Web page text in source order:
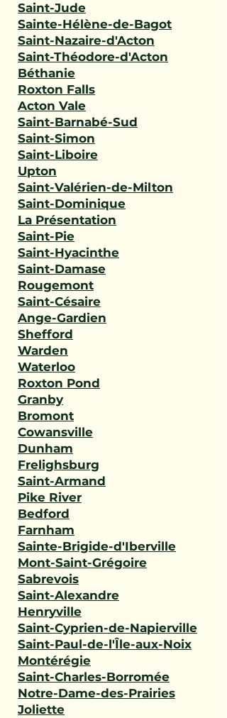
Saint-Jude
Sainte-Hélène-de-Bagot
Saint-Nazaire-d'Acton
Saint-Théodore-d'Acton
Béthanie
Roxton Falls
Acton Vale
Saint-Barnabé-Sud
Saint-Simon
Saint-Liboire
Upton
Saint-Valérien-de-Milton
Saint-Dominique
La Présentation
Saint-Pie
Saint-Hyacinthe
Saint-Damase
Rougemont
Saint-Césaire
Ange-Gardien
Shefford
Warden
Waterloo
Roxton Pond
Granby
Bromont
Cowansville
Dunham
Frelighsburg
Saint-Armand
Pike River
Bedford
Farnham
Sainte-Brigide-d'Iberville
Mont-Saint-Grégoire
Sabrevois
Saint-Alexandre
Henryville
Saint-Cyprien-de-Napierville
Saint-Paul-de-l'Île-aux-Noix
Montérégie
Saint-Charles-Borromée
Notre-Dame-des-Prairies
Joliette